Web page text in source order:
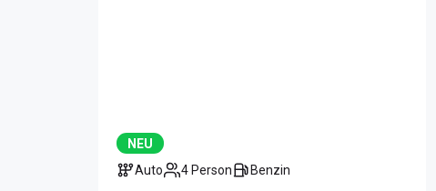
NEU
Auto
4 Person Benzin